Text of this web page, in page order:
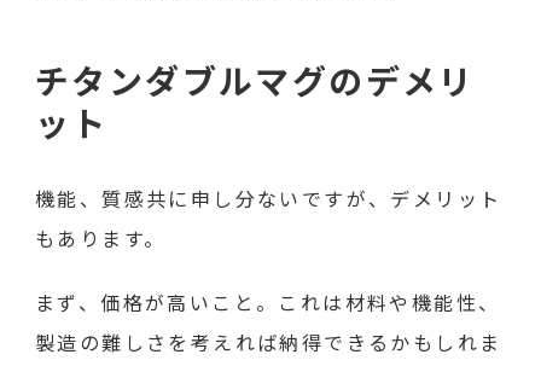
チタンダブルマグのデメリ
ット
機能、質感共に申し分ないですが、デメリット
もあります。
まず、価格が高いこと。これは材料や機能性、
製造の難しさを考えれば納得できるかもしれま